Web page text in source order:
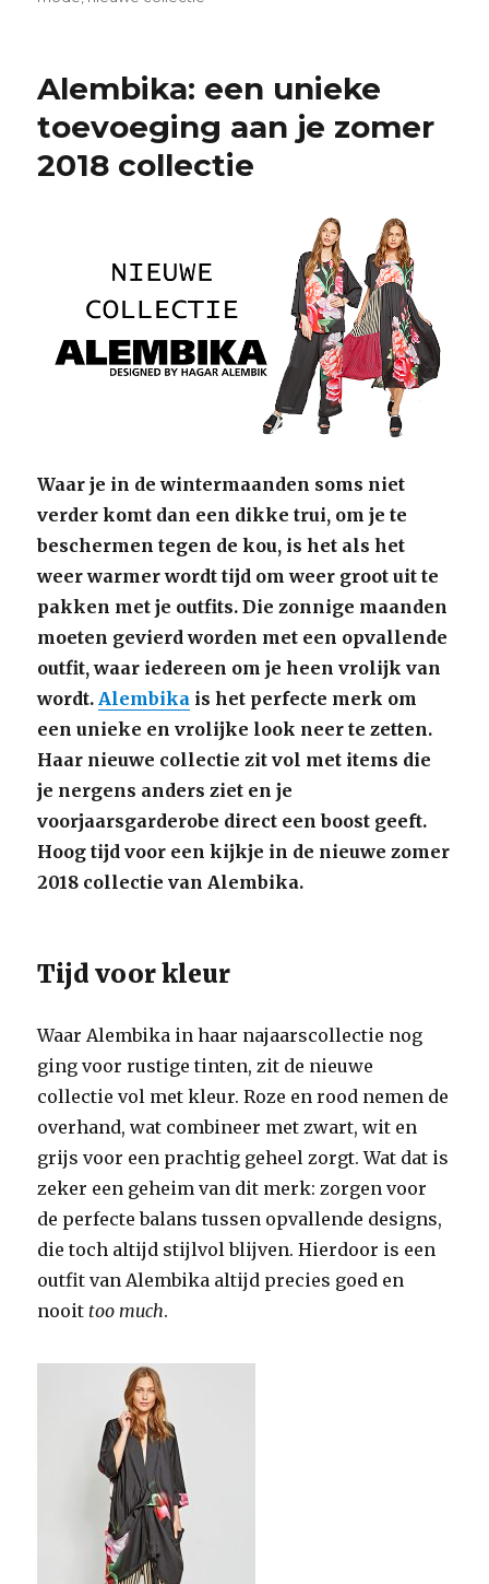
Alembika: een unieke
toevoeging aan je zomer
2018 collectie
Waar je in de wintermaanden soms niet
verder komt dan een dikke trui, om je te
beschermen tegen de kou, is het als het
weer warmer wordt tijd om weer groot uit te
pakken met je outfits. Die zonnige maanden
moeten gevierd worden met een opvallende
outfit, waar iedereen om je heen vrolijk van
wordt. Alembika is het perfecte merk om
een unieke en vrolijke look neer te zetten.
Haar nieuwe collectie zit vol met items die
je nergens anders ziet en je
voorjaarsgarderobe direct een boost geeft.
Hoog tijd voor een kijkje in de nieuwe zomer
2018 collectie van Alembika.
Tijd voor kleur
Waar Alembika in haar najaarscollectie nog
ging voor rustige tinten, zit de nieuwe
collectie vol met kleur. Roze en rood nemen de
overhand, wat combineer met zwart, wit en
grijs voor een prachtig geheel zorgt. Wat dat is
zeker een geheim van dit merk: zorgen voor
de perfecte balans tussen opvallende designs,
die toch altijd stijlvol blijven. Hierdoor is een
outfit van Alembika altijd precies goed en
nooit too much.